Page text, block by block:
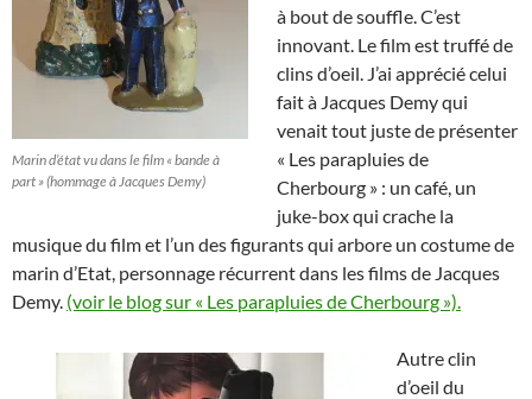
Marin d’état vu dans le film « bande à
part » (hommage à Jacques Demy)
à bout de souffle. C’est
innovant. Le film est truffé de
clins d’oeil. J’ai apprécié celui
fait à Jacques Demy qui
venait tout juste de présenter
« Les parapluies de
Cherbourg » : un café, un
juke-box qui crache la
musique du film et l’un des figurants qui arbore un costume de
marin d’Etat, personnage récurrent dans les films de Jacques
Demy. (voir le blog sur « Les parapluies de Cherbourg »).
Autre clin
d’oeil du